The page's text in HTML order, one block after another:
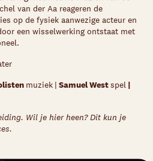
van der Aa reageren de
op de fysiek aanwezige acteur en
een wisselwerking ontstaat met
muziek | Samuel Westspel |
Wil je hier heen? Dit kun je